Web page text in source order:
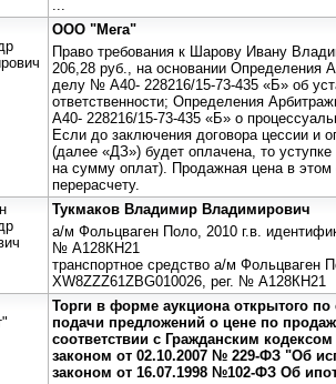
ООО "Мега"
Право требования к Шарову Ивану
206,28 руб., на основании Определения
делу № А40- 228216/15-73-435 «Б» об
ответственности; Определения
А40- 228216/15-73-435 «Б» о
Если до заключения договора цессии и
(далее «ДЗ») будет оплачена, то
на сумму оплат). Продажная цена в
перерасчету.
Тукмаков Владимир Владимирович
а/м Фольцваген Поло, 2010 г.в.
№ А128КН21
транспортное средство а/м Фольцваген
ХW8ZZZ61ZВG010026, рег. № А128КН21
Торги в форме аукциона открытого
подачи предложений о цене по
соответствии с Гражданским
законом от 02.10.2007 № 229-ФЗ "Об
законом от 16.07.1998 №102-ФЗ Об